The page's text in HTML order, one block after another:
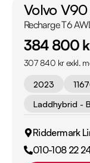
Volvo V90
Recharge T6
384 800
307 840 kr exkl.
2023
Laddhybrid -
Riddermark
010-108 22